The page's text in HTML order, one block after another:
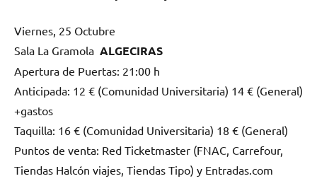
Viernes, 25 Octubre
Sala La Gramola ALGECIRAS
Apertura de Puertas: 21:00 h
Anticipada: 12 € (Comunidad Universitaria) 14 € (General)
+gastos
Taquilla: 16 € (Comunidad Universitaria) 18 € (General)
Puntos de venta: Red Ticketmaster (FNAC, Carrefour,
Tiendas Halcón viajes, Tiendas Tipo) y Entradas.com